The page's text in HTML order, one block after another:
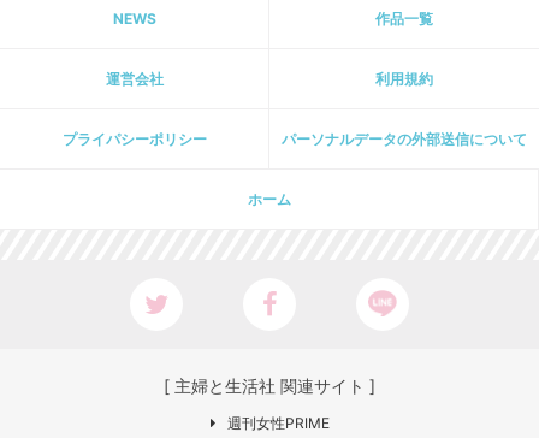
NEWS 作品一覧
運営会社 利用規約
プライパシーポリシー パーソナルデータの外部送信について
ホーム
[ 主婦と生活社 関連サイト ]
週刊女性PRIME